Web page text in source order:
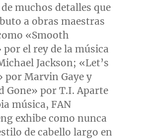
muchos detalles que
a obras maestras
«Smooth
el rey de la música
Jackson; «Let’s
por Marvin Gayey
Gone» por T.I. Aparte
música, FAN
exhibe como nunca
de cabello largo en